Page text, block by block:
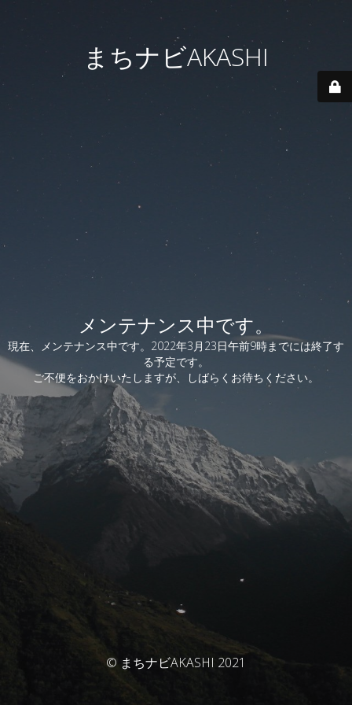
まちナビAKASHI
メンテナンス中です。
現在、メンテナンス中です。2022年3月23日午前9時までには終了す
る予定です。
ご不便をおかけいたしますが、しばらくお待ちください。
© まちナビAKASHI 2021